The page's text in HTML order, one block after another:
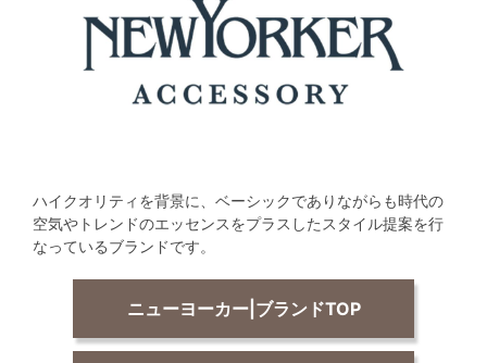
ハイクオリティを背景に、ベーシックでありながらも時代の
空気やトレンドのエッセンスをプラスしたスタイル提案を行
なっているブランドです。
ニューヨーカー|ブランドTOP